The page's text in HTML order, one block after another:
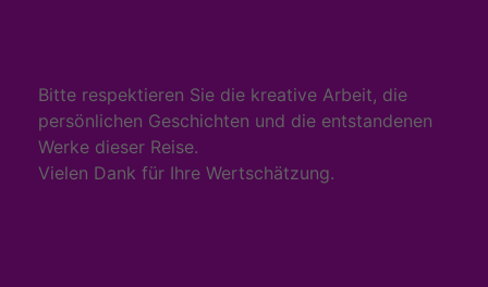
Bitte respektieren Sie die kreative Arbeit, die
persönlichen Geschichten und die entstandenen
Werke dieser Reise.
Vielen Dank für Ihre Wertschätzung.